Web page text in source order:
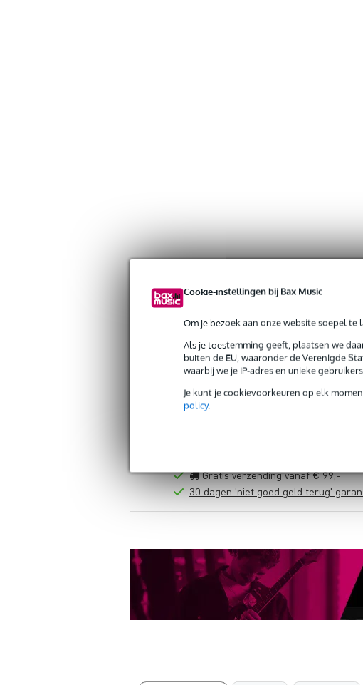
Cookie-instellingen bij Bax Music
Om je bezoek aan onze website soepel
Als je toestemming geeft, plaatsen we
buiten de EU, waaronder de Verenigde
waarbij we je IP-adres en unieke
Je kunt je cookievoorkeuren op elk
policy.
Gratis verzending vanaf € 99,-
30 dagen 'niet goed geld terug'